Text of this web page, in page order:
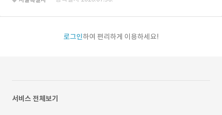
로그인하여 편리하게 이용하세요!
서비스 전체보기